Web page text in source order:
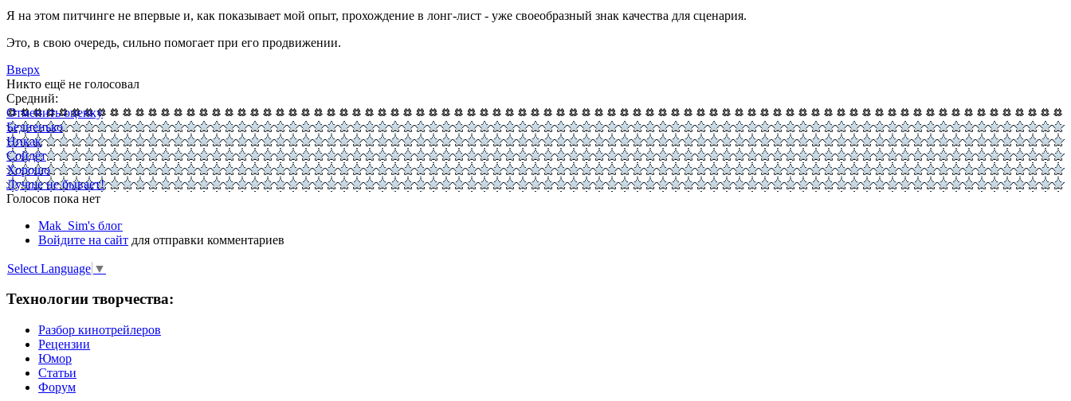
Я на этом питчинге не впервые и, как показывает мой опыт, прохождение в лонг-лист - уже своеобразный знак качества для сценария.
Это, в свою очередь, сильно помогает при его продвижении.
Вверх
Никто ещё не голосовал
Средний:
Отменить оценку
Бедненько
Никак
Сойдёт
Хорошо
Лучше не бывает!
Голосов пока нет
Mak_Sim's блог
Войдите на сайт для отправки комментариев
Select Language ▼
Технологии творчества:
Разбор кинотрейлеров
Рецензии
Юмор
Статьи
Форум